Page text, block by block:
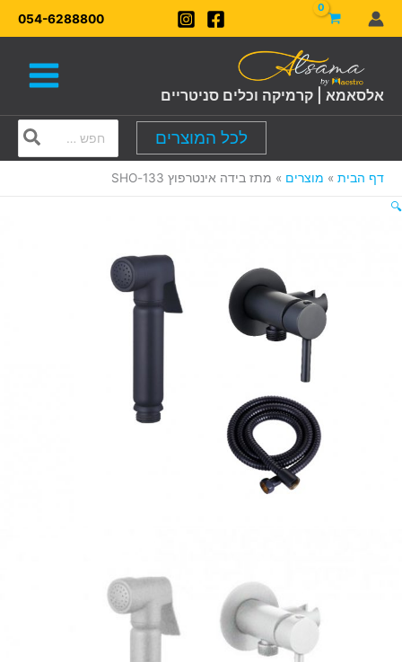
דילוג
לתוכן
054-6288800
אלסאמא | קרמיקה וכלים סניטריים
לכל המוצרים
for:
דף הבית מוצרים
מתז בידה אינטרפוץ 133-SHO
🔍